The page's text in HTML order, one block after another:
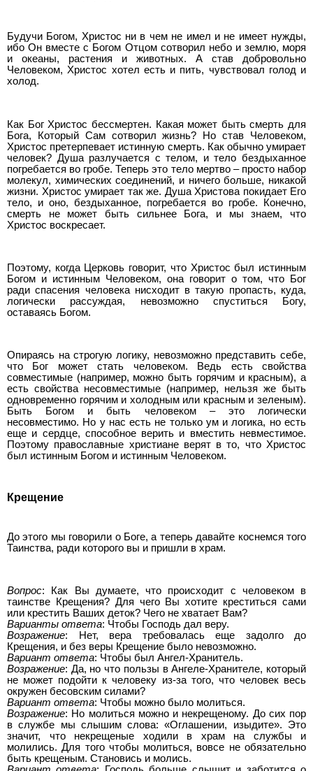
Будучи Богом, Христос ни в чем не имел и не имеет нужды,
ибо Он вместе с Богом Отцом сотворил небо и землю, моря
и океаны, растения и животных. А став добровольно
Человеком, Христос хотел есть и пить, чувствовал голод и
холод.
Как Бог Христос бессмертен. Какая может быть смерть для
Бога, Который Сам сотворил жизнь? Но став Человеком,
Христос претерпевает истинную смерть. Как обычно умирает
человек? Душа разлучается с телом, и тело бездыханное
погребается во гробе. Теперь это тело мертво – просто набор
молекул, химических соединений, и ничего больше, никакой
жизни. Христос умирает так же. Душа Христова покидает Его
тело, и оно, бездыханное, погребается во гробе. Конечно,
смерть не может быть сильнее Бога, и мы знаем, что
Христос воскресает.
Поэтому, когда Церковь говорит, что Христос был истинным
Богом и истинным Человеком, она говорит о том, что Бог
ради спасения человека нисходит в такую пропасть, куда,
логически рассуждая, невозможно спуститься Богу,
оставаясь Богом.
Опираясь на строгую логику, невозможно представить себе,
что Бог может стать человеком. Ведь есть свойства
совместимые (например, можно быть горячим и красным), а
есть свойства несовместимые (например, нельзя же быть
одновременно горячим и холодным или красным и зеленым).
Быть Богом и быть человеком – это логически
несовместимо. Но у нас есть не только ум и логика, но есть
еще и сердце, способное верить и вместить невместимое.
Поэтому православные христиане верят в то, что Христос
был истинным Богом и истинным Человеком.
Крещение
До этого мы говорили о Боге, а теперь давайте коснемся того
Таинства, ради которого вы и пришли в храм.
Вопрос: Как Вы думаете, что происходит с человеком в
таинстве Крещения? Для чего Вы хотите креститься сами
или крестить Ваших деток? Чего не хватает Вам?
Варианты ответа: Чтобы Господь дал веру.
Возражение: Нет, вера требовалась еще задолго до
Крещения, и без веры Крещение было невозможно.
Вариант ответа: Чтобы был Ангел-Хранитель.
Возражение: Да, но что пользы в Ангеле-Хранителе, который
не может подойти к человеку из-за того, что человек весь
окружен бесовским силами?
Вариант ответа: Чтобы можно было молиться.
Возражение: Но молиться можно и некрещеному. До сих пор
в службе мы слышим слова: «Оглашении, изыдите». Это
значит, что некрещеные ходили в храм на службы и
молились. Для того чтобы молиться, вовсе не обязательно
быть крещеным. Становись и молись.